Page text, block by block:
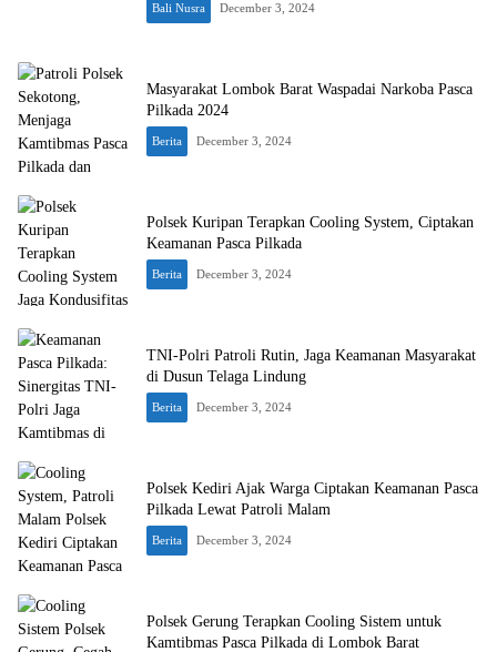
Bali Nusra December 3, 2024
Masyarakat Lombok Barat Waspadai Narkoba Pasca
Pilkada 2024
Berita December 3, 2024
Polsek Kuripan Terapkan Cooling System, Ciptakan
Keamanan Pasca Pilkada
Berita December 3, 2024
TNI-Polri Patroli Rutin, Jaga Keamanan Masyarakat
di Dusun Telaga Lindung
Berita December 3, 2024
Polsek Kediri Ajak Warga Ciptakan Keamanan Pasca
Pilkada Lewat Patroli Malam
Berita December 3, 2024
Polsek Gerung Terapkan Cooling Sistem untuk
Kamtibmas Pasca Pilkada di Lombok Barat